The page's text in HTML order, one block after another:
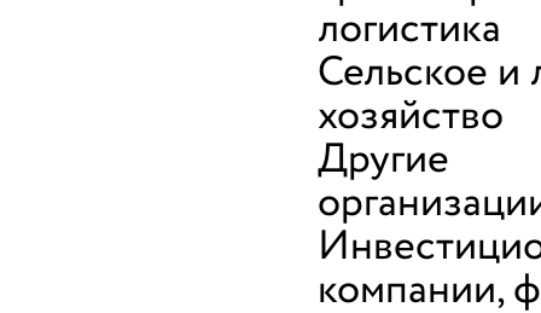
логистика
Сельское и
хозяйство
Другие
компании,